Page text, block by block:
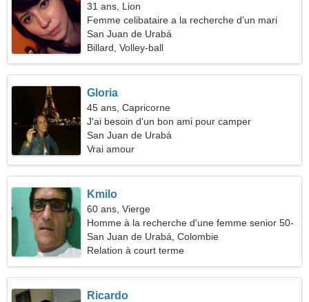
31 ans, Lion
Femme celibataire a la recherche d'un mari
San Juan de Urabá
Billard, Volley-ball
Gloria
45 ans, Capricorne
J'ai besoin d'un bon ami pour camper
San Juan de Urabá
Vrai amour
Kmilo
60 ans, Vierge
Homme à la recherche d'une femme senior 50-
58
San Juan de Urabá, Colombie
Relation à court terme
Ricardo